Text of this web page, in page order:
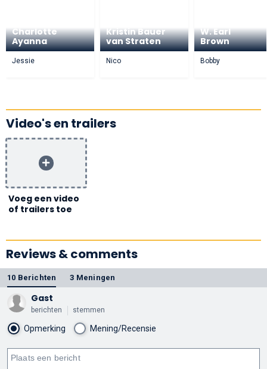
Charlotte
Ayanna
Jessie
Kristin Bauer
van Straten
Nico
W. Earl
Brown
Bobby
Video's en trailers
Voeg een video
of trailers toe
Reviews & comments
10 Berichten 3 Meningen
Gast
berichten stemmen
Opmerking Mening/Recensie